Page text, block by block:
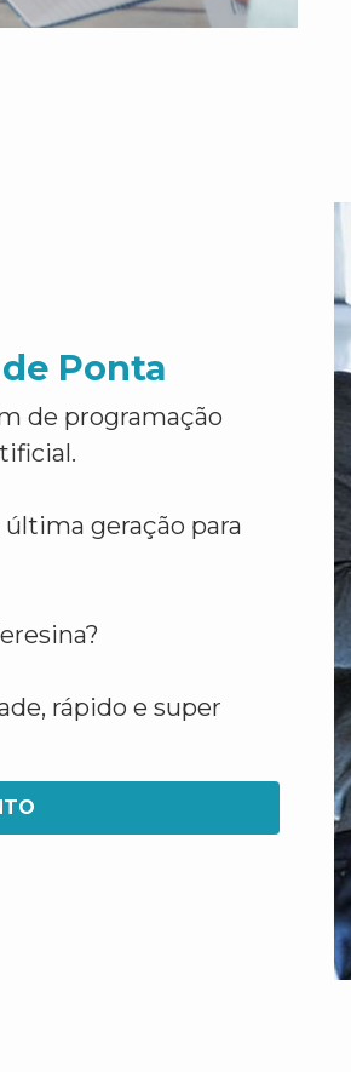
Ponta
de programação
geração para
rápido e super